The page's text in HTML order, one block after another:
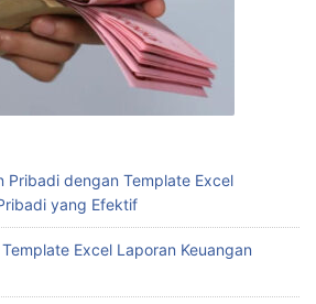
Pribadi dengan Template Excel
yang Efektif
Excel Laporan Keuangan